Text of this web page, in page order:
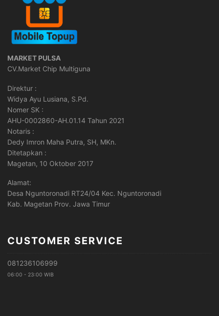
MARKET PULSA
CV.Market Chip Multiguna
Direktur :
Widya Ayu Lusiana, S.Pd.
Nomer SK :
AHU-0002860-AH.01.14 Tahun 2021
Notaris :
Dedy Imron Maha Putra, SH, MKn.
Ditetapkan :
Magetan, 10 Oktober 2017
Alamat:
Desa Nguntoronadi RT24/04 Kec. Nguntoronadi
Kab. Magetan Prov. Jawa Timur
CUSTOMER SERVICE
081236106999
06:00 - 23:00 WIB